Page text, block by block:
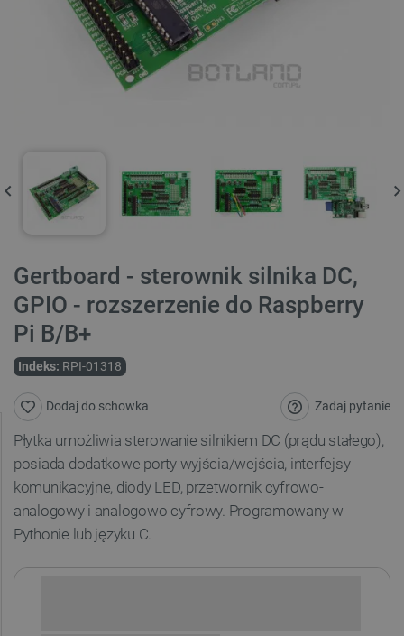
Gertboard - sterownik silnika DC,
GPIO - rozszerzenie do Raspberry
Pi B/B+
Indeks: RPI-01318
Zadaj pytanie
Dodaj do schowka
Płytka umożliwia sterowanie silnikiem DC (prądu stałego),
posiada dodatkowe porty wyjścia/wejścia, interfejsy
komunikacyjne, diody LED, przetwornik cyfrowo-
analogowy i analogowo cyfrowy. Programowany w
Pythonie lub języku C.